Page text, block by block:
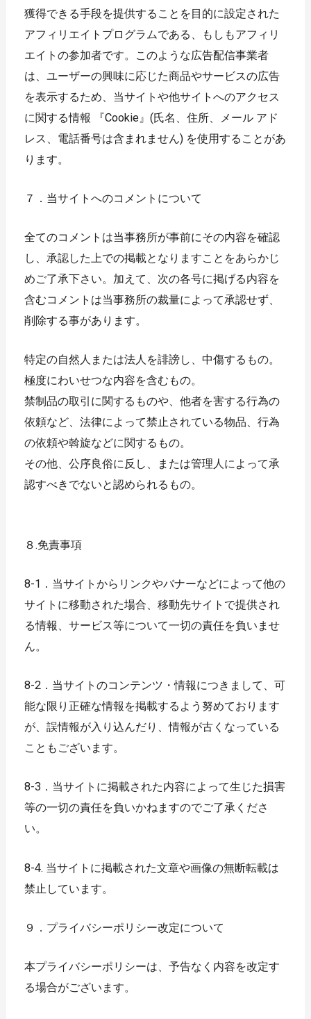
獲得できる手段を提供することを目的に設定された
アフィリエイトプログラムである、もしもアフィリ
エイトの参加者です。このような広告配信事業者
は、ユーザーの興味に応じた商品やサービスの広告
を表示するため、当サイトや他サイトへのアクセス
に関する情報 『Cookie』(氏名、住所、メール アド
レス、電話番号は含まれません) を使用することがあ
ります。
７．当サイトへのコメントについて
全てのコメントは当事務所が事前にその内容を確認
し、承認した上での掲載となりますことをあらかじ
めご了承下さい。加えて、次の各号に掲げる内容を
含むコメントは当事務所の裁量によって承認せず、
削除する事があります。
特定の自然人または法人を誹謗し、中傷するもの。
極度にわいせつな内容を含むもの。
禁制品の取引に関するものや、他者を害する行為の
依頼など、法律によって禁止されている物品、行為
の依頼や斡旋などに関するもの。
その他、公序良俗に反し、または管理人によって承
認すべきでないと認められるもの。
８.免責事項
8-1．当サイトからリンクやバナーなどによって他の
サイトに移動された場合、移動先サイトで提供され
る情報、サービス等について一切の責任を負いませ
ん。
8-2．当サイトのコンテンツ・情報につきまして、可
能な限り正確な情報を掲載するよう努めております
が、誤情報が入り込んだり、情報が古くなっている
こともございます。
8-3．当サイトに掲載された内容によって生じた損害
等の一切の責任を負いかねますのでご了承くださ
い。
8-4. 当サイトに掲載された文章や画像の無断転載は
禁止しています。
９．プライバシーポリシー改定について
本プライバシーポリシーは、予告なく内容を改定す
る場合がございます。